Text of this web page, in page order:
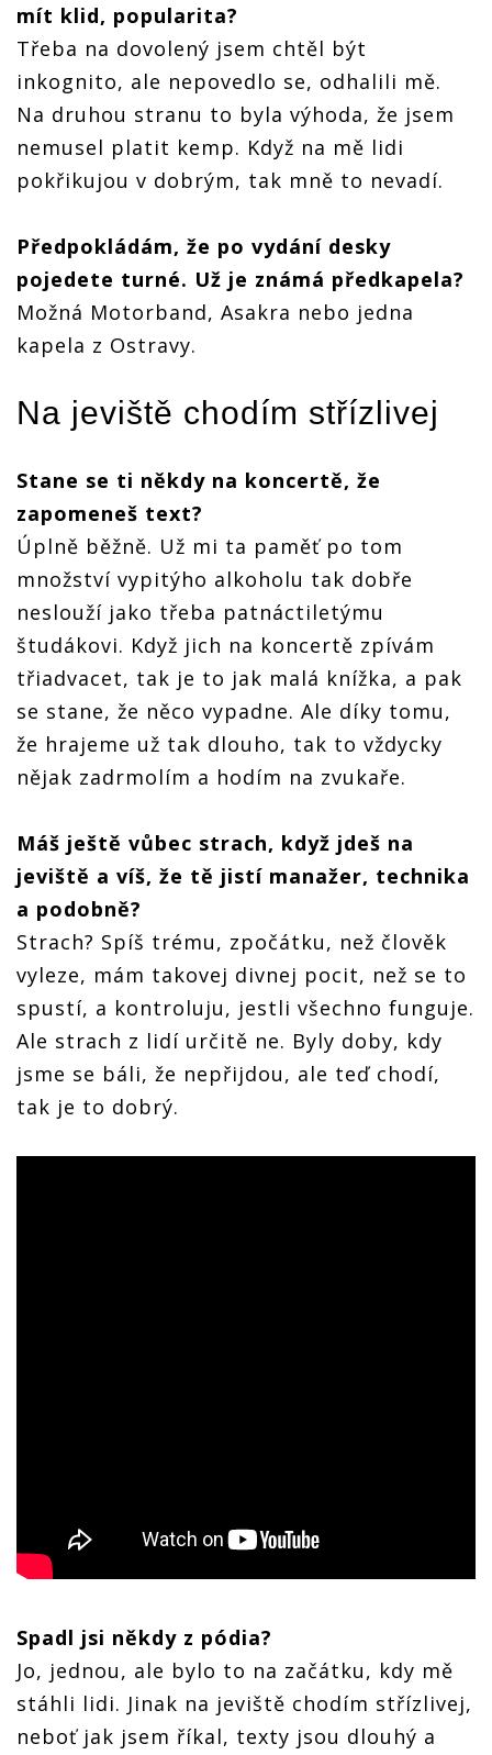
mít klid, popularita?
Třeba na dovolený jsem chtěl být
inkognito, ale nepovedlo se, odhalili mě.
Na druhou stranu to byla výhoda, že jsem
nemusel platit kemp. Když na mě lidi
pokřikujou v dobrým, tak mně to nevadí.
Předpokládám, že po vydání desky
pojedete turné. Už je známá předkapela?
Možná Motorband, Asakra nebo jedna
kapela z Ostravy.
Na jeviště chodím střízlivej
Stane se ti někdy na koncertě, že
zapomeneš text?
Úplně běžně. Už mi ta paměť po tom
množství vypitýho alkoholu tak dobře
neslouží jako třeba patnáctiletýmu
študákovi. Když jich na koncertě zpívám
třiadvacet, tak je to jak malá knížka, a pak
se stane, že něco vypadne. Ale díky tomu,
že hrajeme už tak dlouho, tak to vždycky
nějak zadrmolím a hodím na zvukaře.
Máš ještě vůbec strach, když jdeš na
jeviště a víš, že tě jistí manažer, technika
a podobně?
Strach? Spíš trému, zpočátku, než člověk
vyleze, mám takovej divnej pocit, než se to
spustí, a kontroluju, jestli všechno funguje.
Ale strach z lidí určitě ne. Byly doby, kdy
jsme se báli, že nepřijdou, ale teď chodí,
tak je to dobrý.
Spadl jsi někdy z pódia?
Jo, jednou, ale bylo to na začátku, kdy mě
stáhli lidi. Jinak na jeviště chodím střízlivej,
neboť jak jsem říkal, texty jsou dlouhý a